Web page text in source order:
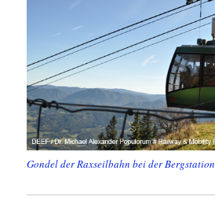
Gondel der Raxseilbahn bei der Bergstation